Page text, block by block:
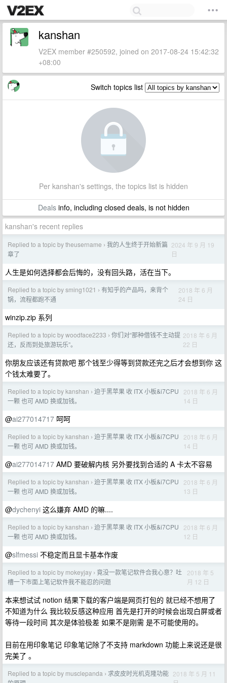
kanshan
V2EX member #250592, joined on 2017-08-24 15:42:32
+08:00
Switch topics list
Per kanshan's settings, the topics list is hidden
Dealsinfo, including closed deals, is not hidden
kanshan's recent replies
Replied to a topic by theusername › 我的人生终于开始新篇
章了
2024 年 9 月 19
日
人生是如何选择都会后悔的，没有回头路，活在当下。
Replied to a topic by sming1021 › 有知乎的产品吗，来背个
锅，流程都跑不通
2018 年 6 月
24 日
winzip.zip 系列
Replied to a topic by woodface2233 › 你们对“那种借钱不主动提
还，反而到处旅游玩乐”。
2018 年 6 月
22 日
你朋友应该还有贷款吧 那个钱至少得等到贷款还完之后才会想到你 这
个钱太难要了。
Replied to a topic by kanshan › 迫于黑苹果 收 ITX 小板&i7CPU
一颗 也可 AMD 换或加钱。
2018 年 6 月
14 日
@ai277014717 呵呵
Replied to a topic by kanshan › 迫于黑苹果 收 ITX 小板&i7CPU
一颗 也可 AMD 换或加钱。
2018 年 6 月
14 日
@ai277014717 AMD 要破解内核 另外要找到合适的 A 卡太不容易
Replied to a topic by kanshan › 迫于黑苹果 收 ITX 小板&i7CPU
一颗 也可 AMD 换或加钱。
2018 年 6 月
13 日
@dychenyi 这么嫌弃 AMD 的嘛....
Replied to a topic by kanshan › 迫于黑苹果 收 ITX 小板&i7CPU
一颗 也可 AMD 换或加钱。
2018 年 6 月
12 日
@slfmessi 不稳定而且显卡基本作废
Replied to a topic by mokeyjay › 竟没一款笔记软件合我心意？吐
槽一下市面上笔记软件我不能忍的问题
2018 年 5
月 12 日
本来想试试 notion 结果下载的客户端是网页打包的 就已经不想用了
不知道为什么 我比较反感这种应用 首先是打开的时候会出现白屏或者
等待一段时间 其次是体验极差 如果不是刚需 是不可能使用的。
目前在用印象笔记 印象笔记除了不支持 markdown 功能上来说还是很
完美了 。
Replied to a topic by musclepanda › 求皮皮时光机克隆功能 2018 年 5 月 11